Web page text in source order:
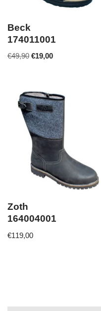
Beck
174011001
€49,90 €19,00
Zoth
164004001
€119,00